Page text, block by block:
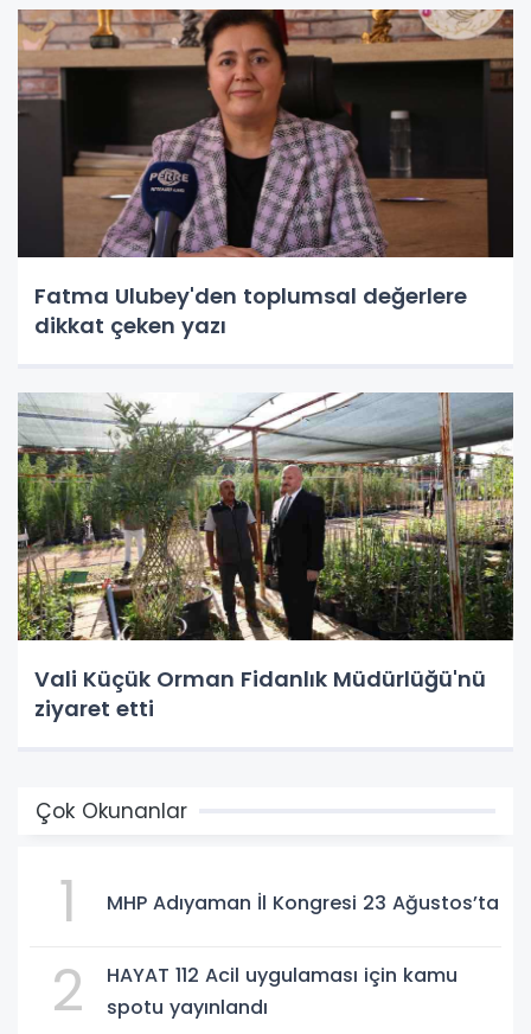
Fatma Ulubey'den toplumsal değerlere
dikkat çeken yazı
Vali Küçük Orman Fidanlık Müdürlüğü'nü
ziyaret etti
Çok Okunanlar
1 MHP Adıyaman İl Kongresi 23 Ağustos’ta
2
HAYAT 112 Acil uygulaması için kamu
spotu yayınlandı